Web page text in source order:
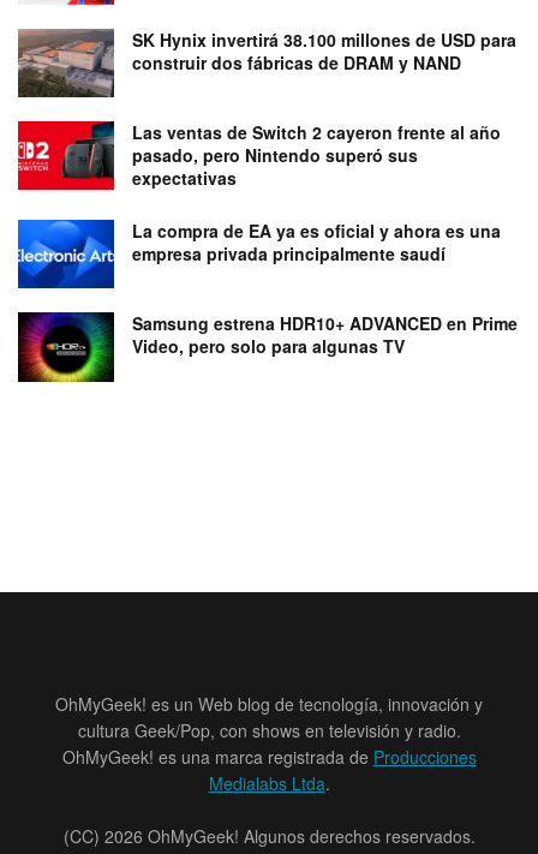
SK Hynix invertirá 38.100 millones de USD para
construir dos fábricas de DRAM y NAND
Las ventas de Switch 2 cayeron frente al año
pasado, pero Nintendo superó sus
expectativas
La compra de EA ya es oficial y ahora es una
empresa privada principalmente saudí
Samsung estrena HDR10+ ADVANCED en Prime
Video, pero solo para algunas TV
OhMyGeek! es un Web blog de tecnología, innovación y
cultura Geek/Pop, con shows en televisión y radio.
OhMyGeek! es una marca registrada de Producciones
Medialabs Ltda.
(CC) 2026 OhMyGeek! Algunos derechos reservados.